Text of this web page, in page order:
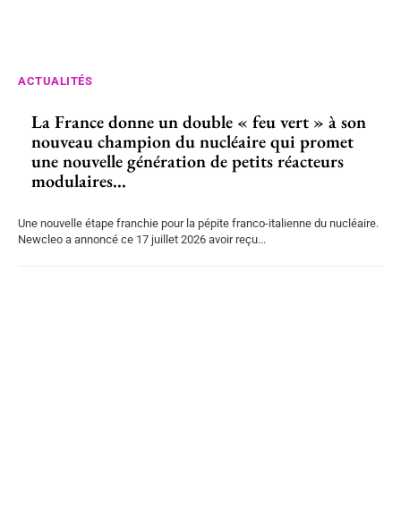
ACTUALITÉS
La France donne un double « feu vert » à son
nouveau champion du nucléaire qui promet
une nouvelle génération de petits réacteurs
modulaires...
Une nouvelle étape franchie pour la pépite franco-italienne du nucléaire.
Newcleo a annoncé ce 17 juillet 2026 avoir reçu...